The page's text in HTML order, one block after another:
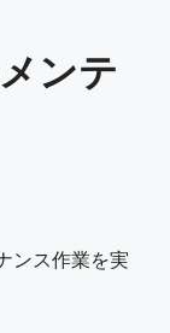
ンテ
ンス作業を実